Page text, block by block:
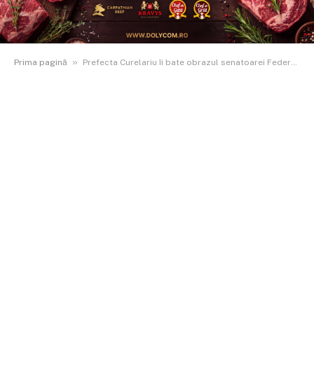
Prima pagină » Prefecta Curelariu îi bate obrazul senatoarei Federovici: ”Să nu ne mai trezim în situația în care un spital finalizat rămâne nerecepționat timp de șase ani”